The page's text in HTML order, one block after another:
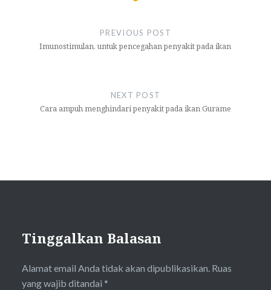
PREVIOUS POST
Imunostimulan, untuk pencegahan penyakit pada ikan
NEXT POST
Cara ampuh menghindari penyakit pada ikan Gurame
Tinggalkan Balasan
Alamat email Anda tidak akan dipublikasikan. Ruas
yang wajib ditandai *